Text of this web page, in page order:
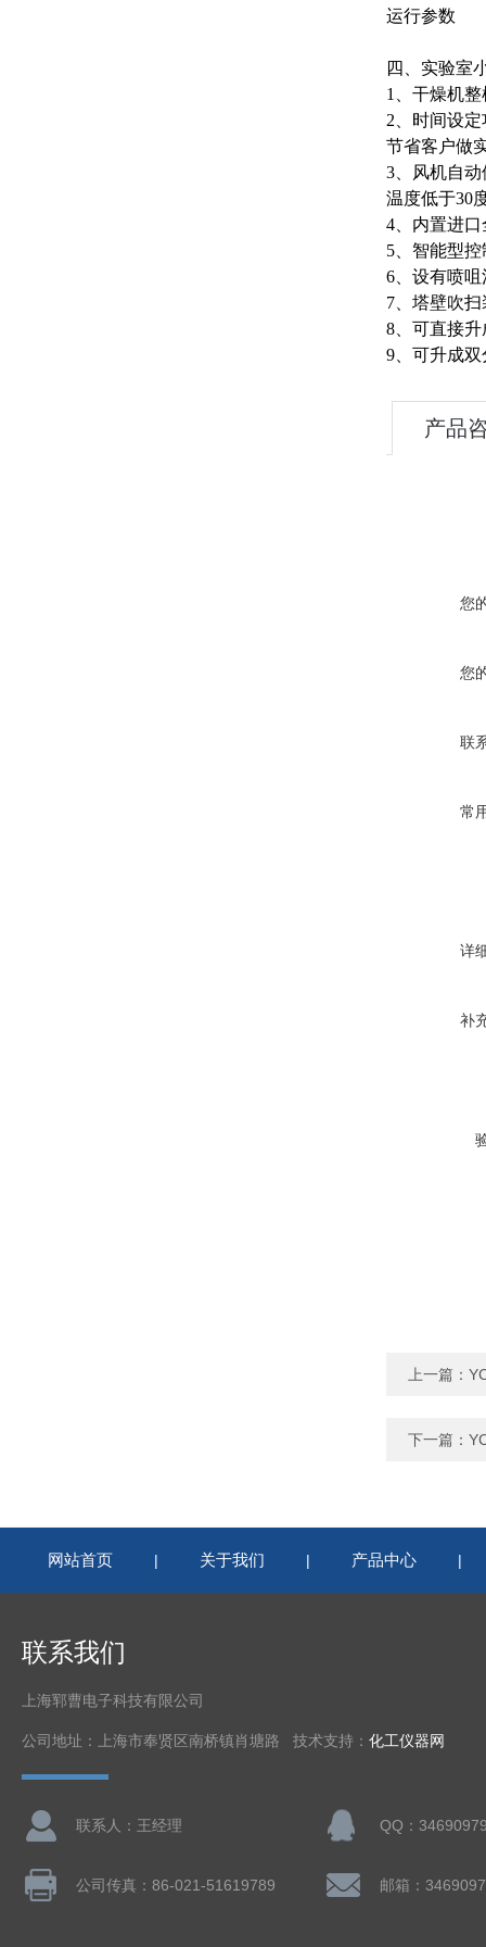
运行参数
四、实验室
1、干燥机
2、时间设
节省客户做
3、风机自
温度低于30
4、内置进
5、智能型
6、设有喷
7、塔壁吹
8、可直接
9、可升成
产品
您
您
联
常
详
补
上一篇：
下一篇：
网站首页 | 关于我们 | 产品中心 |
联系我们
上海郓曹电子科技有限公司
公司地址：上海市奉贤区南桥镇肖塘路 技术支持： 化工仪器网
联系人：王经理 QQ：
公司传真：86-021-51619789 邮箱：